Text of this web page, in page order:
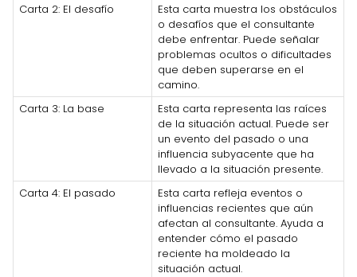
Carta 2: El desafío
Esta carta muestra los obstáculos
o desafíos que el consultante
debe enfrentar. Puede señalar
problemas ocultos o dificultades
que deben superarse en el
camino.
Carta 3: La base
Esta carta representa las raíces
de la situación actual. Puede ser
un evento del pasado o una
influencia subyacente que ha
llevado a la situación presente.
Carta 4: El pasado
Esta carta refleja eventos o
influencias recientes que aún
afectan al consultante. Ayuda a
entender cómo el pasado
reciente ha moldeado la
situación actual.